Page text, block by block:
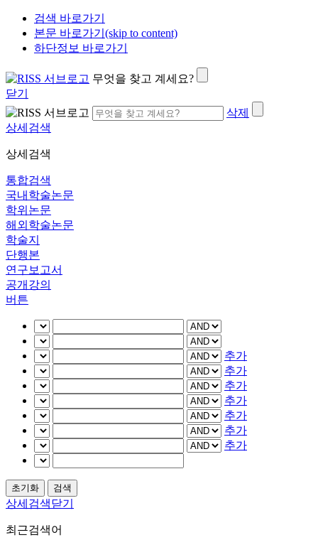
검색 바로가기
본문 바로가기(skip to content)
하단정보 바로가기
무엇을 찾고 계세요?
닫기
삭제
상세검색
상세검색
통합검색
국내학술논문
학위논문
해외학술논문
학술지
단행본
연구보고서
공개강의
버튼
추가
추가
추가
추가
추가
추가
추가
상세검색닫기
최근검색어